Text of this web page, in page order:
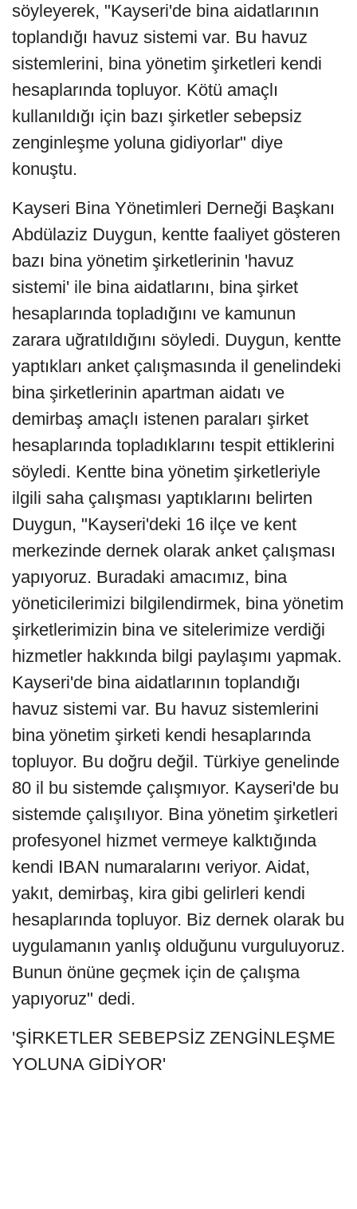
söyleyerek, "Kayseri'de bina aidatlarının
toplandığı havuz sistemi var. Bu havuz
sistemlerini, bina yönetim şirketleri kendi
hesaplarında topluyor. Kötü amaçlı
kullanıldığı için bazı şirketler sebepsiz
zenginleşme yoluna gidiyorlar" diye
konuştu.
Kayseri Bina Yönetimleri Derneği Başkanı
Abdülaziz Duygun, kentte faaliyet gösteren
bazı bina yönetim şirketlerinin 'havuz
sistemi' ile bina aidatlarını, bina şirket
hesaplarında topladığını ve kamunun
zarara uğratıldığını söyledi. Duygun, kentte
yaptıkları anket çalışmasında il genelindeki
bina şirketlerinin apartman aidatı ve
demirbaş amaçlı istenen paraları şirket
hesaplarında topladıklarını tespit ettiklerini
söyledi. Kentte bina yönetim şirketleriyle
ilgili saha çalışması yaptıklarını belirten
Duygun, "Kayseri'deki 16 ilçe ve kent
merkezinde dernek olarak anket çalışması
yapıyoruz. Buradaki amacımız, bina
yöneticilerimizi bilgilendirmek, bina yönetim
şirketlerimizin bina ve sitelerimize verdiği
hizmetler hakkında bilgi paylaşımı yapmak.
Kayseri'de bina aidatlarının toplandığı
havuz sistemi var. Bu havuz sistemlerini
bina yönetim şirketi kendi hesaplarında
topluyor. Bu doğru değil. Türkiye genelinde
80 il bu sistemde çalışmıyor. Kayseri'de bu
sistemde çalışılıyor. Bina yönetim şirketleri
profesyonel hizmet vermeye kalktığında
kendi IBAN numaralarını veriyor. Aidat,
yakıt, demirbaş, kira gibi gelirleri kendi
hesaplarında topluyor. Biz dernek olarak bu
uygulamanın yanlış olduğunu vurguluyoruz.
Bunun önüne geçmek için de çalışma
yapıyoruz" dedi.
'ŞİRKETLER SEBEPSİZ ZENGİNLEŞME
YOLUNA GİDİYOR'